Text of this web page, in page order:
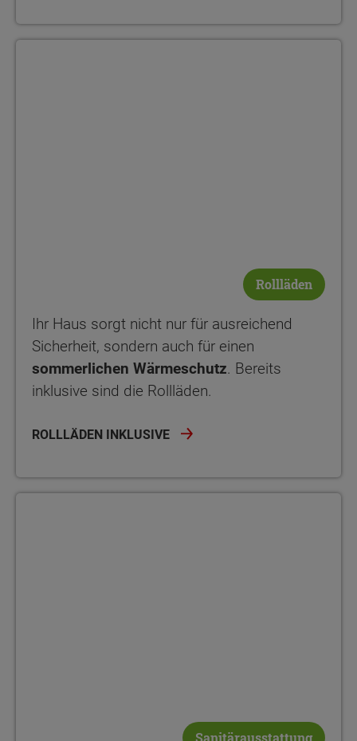
Rollläden
Ihr Haus sorgt nicht nur für ausreichend
Sicherheit, sondern auch für einen
sommerlichen Wärmeschutz. Bereits
inklusive sind die Rollläden.
ROLLLÄDEN INKLUSIVE
Sanitärausstattung